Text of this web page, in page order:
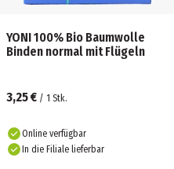
YONI 100% Bio Baumwolle
Binden normal mit Flügeln
3,25 € / 1 Stk.
Online verfügbar
In die Filiale lieferbar